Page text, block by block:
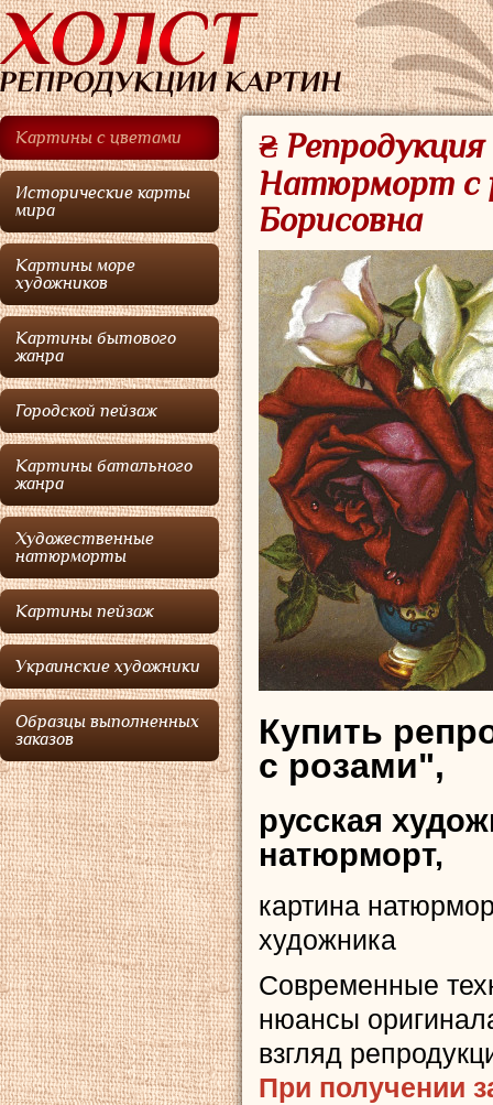
Картины с цветами
Исторические карты
мира
Картины море
художников
Картины бытового
жанра
Городской пейзаж
Картины батального
жанра
Художественные
натюрморты
Картины пейзаж
Украинские художники
Образцы выполненных
заказов
₴
Натюрморт с
Борисовна
Купить
с розами",
русская
натюрморт,
картина
художника
Современные
нюансы
взгляд
При получении